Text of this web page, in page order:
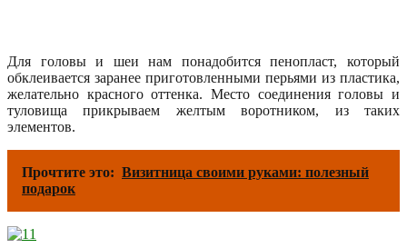
Для головы и шеи нам понадобится пенопласт, который
обклеивается заранее приготовленными перьями из пластика,
желательно красного оттенка. Место соединения головы и
туловища прикрываем желтым воротником, из таких
элементов.
Прочтите это: Визитница своими руками: полезный
подарок